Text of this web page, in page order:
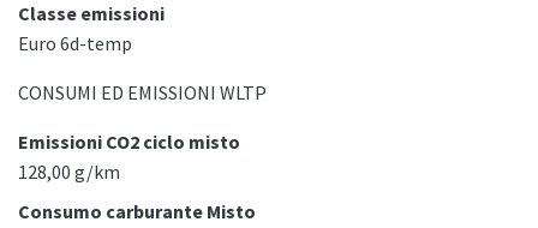
Classe emissioni
Euro 6d-temp
CONSUMI ED EMISSIONI WLTP
Emissioni CO2 ciclo misto
128,00 g/km
Consumo carburante Misto